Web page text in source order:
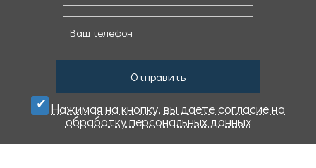
Отправить
Нажимая на кнопку, вы даете cогласие на
обработку персональных данных